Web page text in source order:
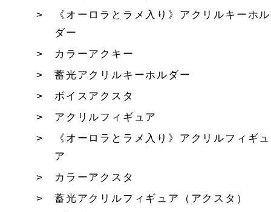
《オーロラとラメ入り》アクリルキーホル
ダー
カラーアクキー
蓄光アクリルキーホルダー
ボイスアクスタ
アクリルフィギュア
《オーロラとラメ入り》アクリルフィギュ
ア
カラーアクスタ
蓄光アクリルフィギュア（アクスタ）